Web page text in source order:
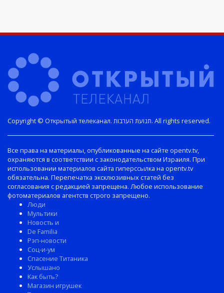
Copyright © Открытый телеканал. תנועת הערבות. All rights reserved.
Все права на материалы, опубликованные на сайте opentv.tv,
охраняются в соответствии с законодательством Израиля. При
использовании материалов сайта гиперссылка на opentv.tv
обязательна. Перепечатка эксклюзивных статей без
согласования с редакцией запрещена. Любое использование
фотоматериалов агентств строго запрещено.
Люди
Мультики
Новость и
De Familia
Рэп-новости
Соц-и-ум
Спасение Титаника
Услышано
Как быть?
Магазин игрушек